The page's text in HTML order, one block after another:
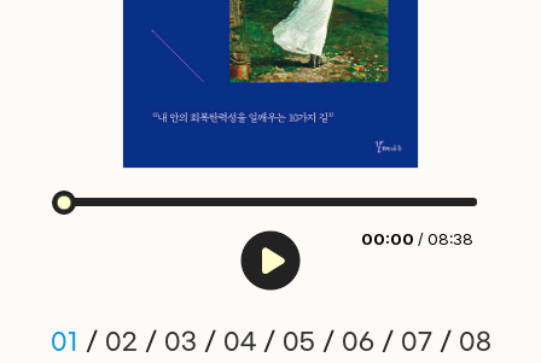
00:00 / 08:38
01 / 02 / 03 / 04/ 05 / 06 / 07/ 08